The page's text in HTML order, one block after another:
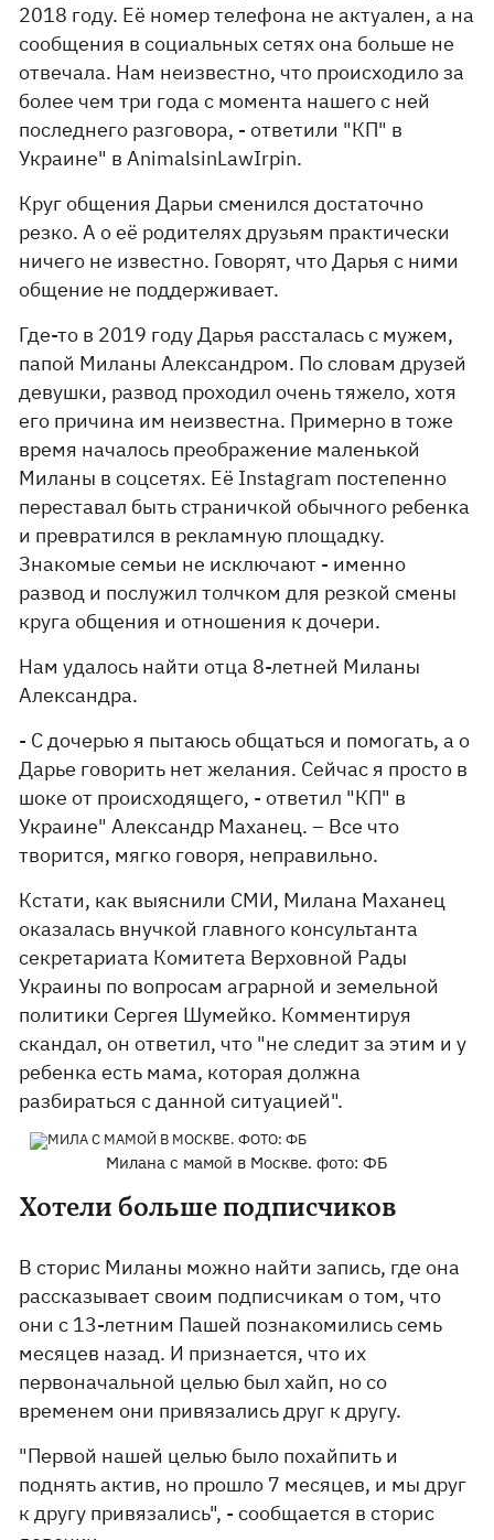
2018 году. Её номер телефона не актуален, а на
сообщения в социальных сетях она больше не
отвечала. Нам неизвестно, что происходило за
более чем три года с момента нашего с ней
последнего разговора, - ответили "КП" в
Украине" в AnimalsinLawIrpin.
Круг общения Дарьи сменился достаточно
резко. А о её родителях друзьям практически
ничего не известно. Говорят, что Дарья с ними
общение не поддерживает.
Где-то в 2019 году Дарья рассталась с мужем,
папой Миланы Александром. По словам друзей
девушки, развод проходил очень тяжело, хотя
его причина им неизвестна. Примерно в тоже
время началось преображение маленькой
Миланы в соцсетях. Её Instagram постепенно
переставал быть страничкой обычного ребенка
и превратился в рекламную площадку.
Знакомые семьи не исключают - именно
развод и послужил толчком для резкой смены
круга общения и отношения к дочери.
Нам удалось найти отца 8-летней Миланы
Александра.
- С дочерью я пытаюсь общаться и помогать, а о
Дарье говорить нет желания. Сейчас я просто в
шоке от происходящего, - ответил "КП" в
Украине" Александр Маханец. – Все что
творится, мягко говоря, неправильно.
Кстати, как выяснили СМИ, Милана Маханец
оказалась внучкой главного консультанта
секретариата Комитета Верховной Рады
Украины по вопросам аграрной и земельной
политики Сергея Шумейко. Комментируя
скандал, он ответил, что "не следит за этим и у
ребенка есть мама, которая должна
разбираться с данной ситуацией".
Милана с мамой в Москве. фото: ФБ
Хотели больше подписчиков
В сторис Миланы можно найти запись, где она
рассказывает своим подписчикам о том, что
они с 13-летним Пашей познакомились семь
месяцев назад. И признается, что их
первоначальной целью был хайп, но со
временем они привязались друг к другу.
"Первой нашей целью было похайпить и
поднять актив, но прошло 7 месяцев, и мы друг
к другу привязались", - сообщается в сторис